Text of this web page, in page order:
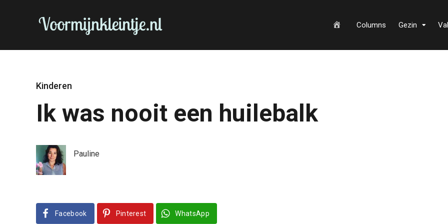
Columns Gezin
Kinderen
Ik was nooit een huilebalk
Pauline
Facebook Pinterest WhatsApp